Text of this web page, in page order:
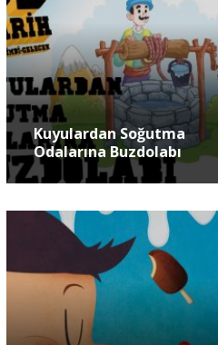
Kuyulardan Soğutma
Odalarına Buzdolabı